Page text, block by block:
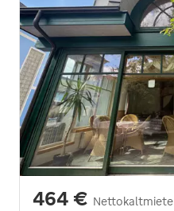
464 € Nettokaltmiete